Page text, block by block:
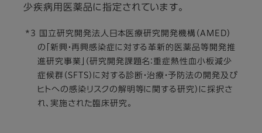
少疾病用医薬品に指定されています。
*3 国立研究開発法人日本医療研究開発機構（AMED）
の「新興・再興感染症に対する革新的医薬品等開発推
進研究事業」（研究開発課題名：重症熱性血小板減少
症候群（SFTS）に対する診断・治療・予防法の開発及び
ヒトへの感染リスクの解明等に関する研究）に採択さ
れ、実施された臨床研究。